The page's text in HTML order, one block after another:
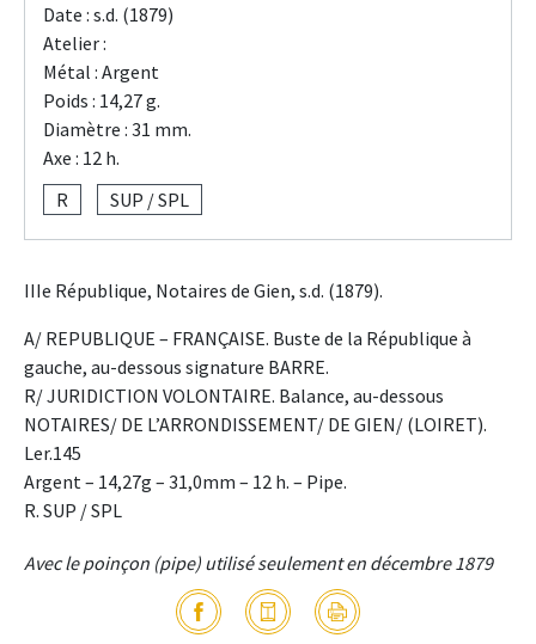
Date : s.d. (1879)
Atelier :
Métal : Argent
Poids : 14,27 g.
Diamètre : 31 mm.
Axe : 12 h.
R
SUP / SPL
IIIe République, Notaires de Gien, s.d. (1879).
A/ REPUBLIQUE – FRANÇAISE. Buste de la République à
gauche, au-dessous signature BARRE.
R/ JURIDICTION VOLONTAIRE. Balance, au-dessous
NOTAIRES/ DE L’ARRONDISSEMENT/ DE GIEN/ (LOIRET).
Ler.145
Argent – 14,27g – 31,0mm – 12 h. – Pipe.
R. SUP / SPL
Avec le poinçon (pipe) utilisé seulement en décembre 1879